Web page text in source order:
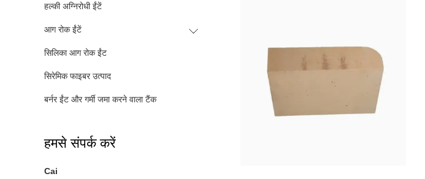
हल्की अग्निरोधी ईंटें
आग रोक ईंटें
सिलिका आग रोक ईंट
सिरेमिक फाइबर उत्पाद
बर्नर ईंट और गर्मी जमा करने वाला टैंक
हमसे संपर्क करें
Cai